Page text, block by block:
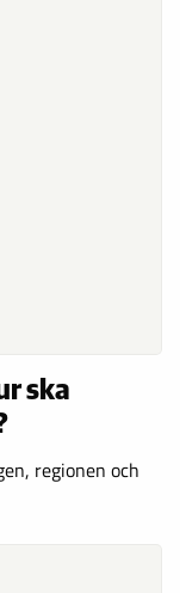
ska
regionen och